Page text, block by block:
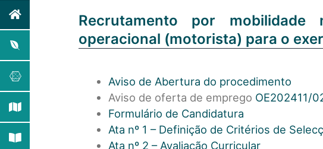
Recrutamento por
operacional (motorista) para o
Aviso de Abertura do procedimento
Aviso de oferta de emprego OE202411/
Formulário de Candidatura
Ata nº 1 – Definição de Critérios de
Ata nº 2 – Avaliação Curricular